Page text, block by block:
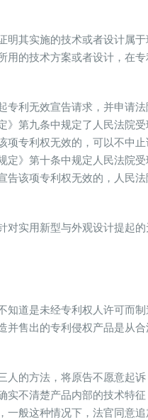
明其实施的技术或者设计属
用的技术方案或者设计，在
专利无效宣告请求，并申请法
》第九条中规定了人民法院受
项专利权无效的，可以不中止
定》第十条中规定人民法院受
告该项专利权无效的，人民法
对实用新型与外观设计提起的
知道是未经专利权人许可而制
并售出的专利侵权产品是从
人的方法，将原告不愿意起诉
实不清楚产品内部的技术特征
一般这种情况下，法官同意